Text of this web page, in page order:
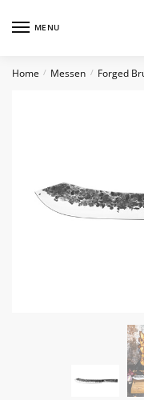
MENU
Home / Messen / Forged